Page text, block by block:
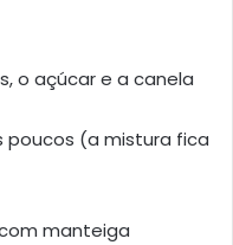
o açúcar e a canela
poucos (a mistura fica
manteiga